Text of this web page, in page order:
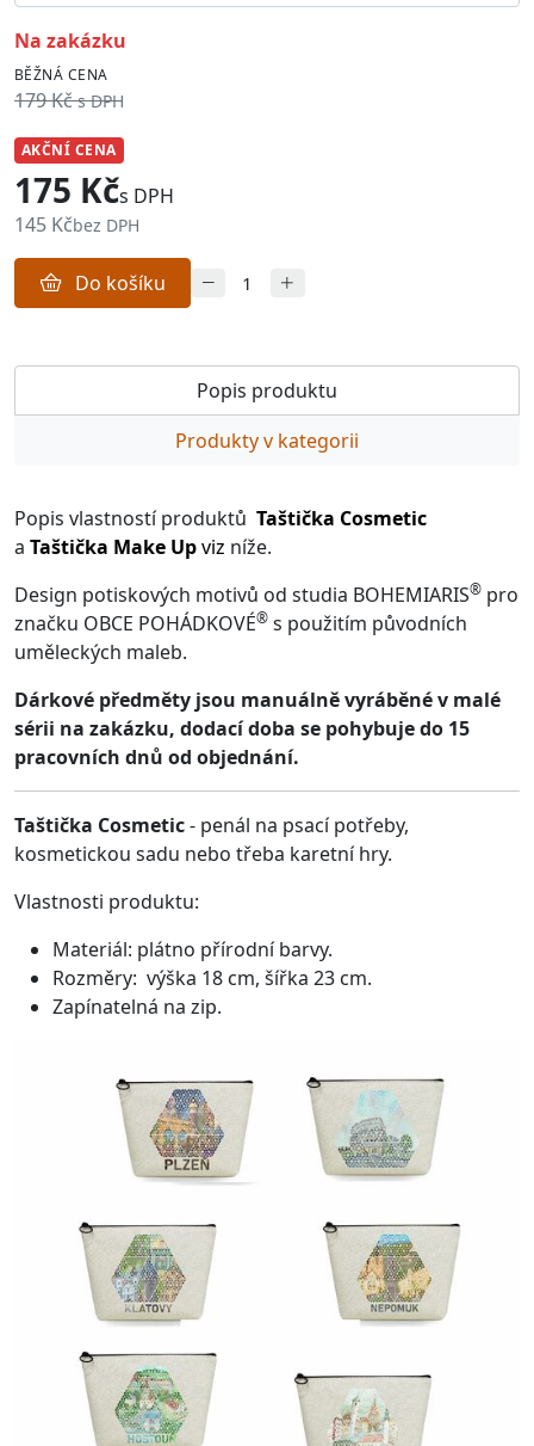
na zakázku
BĚŽNÁ CENA
179 Kč s DPH
AKČNÍ CENA
175 Kčs DPH
145 Kčbez DPH
Do košíku
Popis produktu
Produkty v kategorii
Popis vlastností produktů Taštička Cosmetic
a Taštička Make Upviz níže.
Design potiskových motivů od studia BOHEMIARIS® pro
značku OBCE POHÁDKOVÉ® s použitím původních
uměleckých maleb.
Dárkové předměty jsou manuálně vyráběné v malé
sérii na zakázku, dodací doba se pohybuje do 15
pracovních dnů od objednání.
Taštička Cosmetic- penál na psací potřeby,
kosmetickou sadu nebo třeba karetní hry.
Vlastnosti produktu:
Materiál: plátno přírodní barvy.
Rozměry: výška 18 cm, šířka 23 cm.
Zapínatelná na zip.